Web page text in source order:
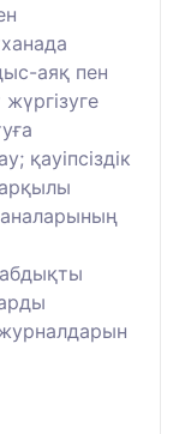
аяқ пен
қауіпсіздік
журналдарын